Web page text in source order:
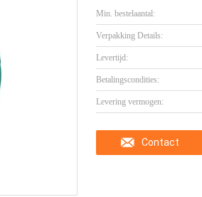
Min. bestelaantal:
Verpakking Details:
Levertijd:
Betalingscondities:
Levering vermogen:
Contact